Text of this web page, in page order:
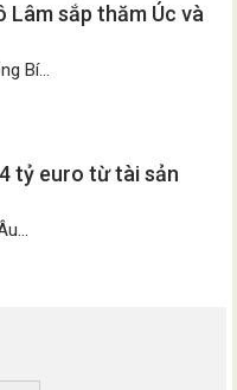
Lâm sắp thăm Úc và
Bí...
tỷ euro từ tài sản